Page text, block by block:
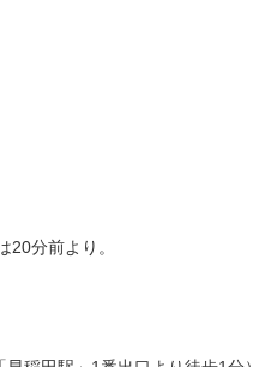
分前より。